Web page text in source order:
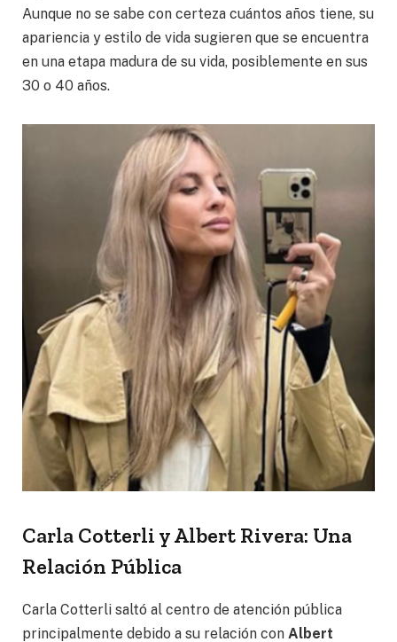
Aunque no se sabe con certeza cuántos años tiene, su
apariencia y estilo de vida sugieren que se encuentra
en una etapa madura de su vida, posiblemente en sus
30 o 40 años.
Carla Cotterli y Albert Rivera: Una
Relación Pública
Carla Cotterli saltó al centro de atención pública
principalmente debido a su relación con Albert